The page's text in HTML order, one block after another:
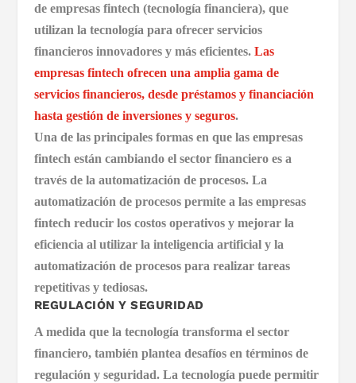
de empresas fintech (tecnología financiera), que
utilizan la tecnología para ofrecer servicios
financieros innovadores y más eficientes. Las
empresas fintech ofrecen una amplia gama de
servicios financieros, desde préstamos y financiación
hasta gestión de inversiones y seguros.
Una de las principales formas en que las empresas
fintech están cambiando el sector financiero es a
través de la automatización de procesos. La
automatización de procesos permite a las empresas
fintech reducir los costos operativos y mejorar la
eficiencia al utilizar la inteligencia artificial y la
automatización de procesos para realizar tareas
repetitivas y tediosas.
REGULACIÓN Y SEGURIDAD
A medida que la tecnología transforma el sector
financiero, también plantea desafíos en términos de
regulación y seguridad. La tecnología puede permitir